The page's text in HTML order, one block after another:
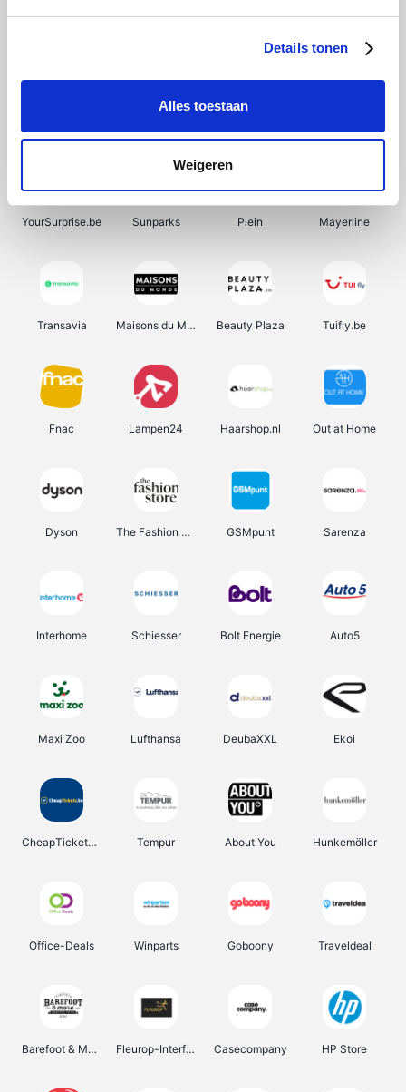
Details tonen
Alles toestaan
Weigeren
SupraBazar Shein Bergfreunde Smartwatchbanden
YourSurprise.be Sunparks Plein Mayerline
Transavia Maisons du Monde Beauty Plaza Tuifly.be
Fnac Lampen24 Haarshop.nl Out at Home
Dyson The Fashion Store GSMpunt Sarenza
Interhome Schiesser Bolt Energie Auto5
Maxi Zoo Lufthansa DeubaXXL Ekoi
CheapTickets.be Tempur About You Hunkemöller
Office-Deals Winparts Goboony Traveldeal
Barefoot & More Fleurop-Interflora Casecompany HP Store